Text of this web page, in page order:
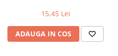
15,45 Lei
ADAUGA IN COS